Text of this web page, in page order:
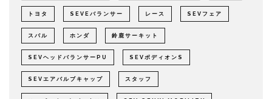
トヨタ SEVEバランサー レース SEVフェア
スバル ホンダ 鈴鹿サーキット
SEVヘッドバランサーPU SEVボディオンS
SEVエアバルブキャップ スタッフ